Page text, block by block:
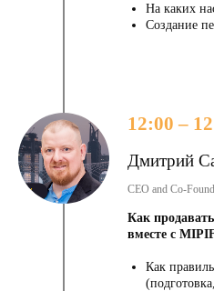
На каких
Создание
12:00 –
Дмитрий
CEO and Co-
Как
вместе с
Как